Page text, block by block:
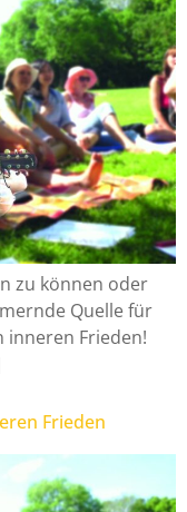
zu können oder
Quelle für
inneren Frieden!
Frieden